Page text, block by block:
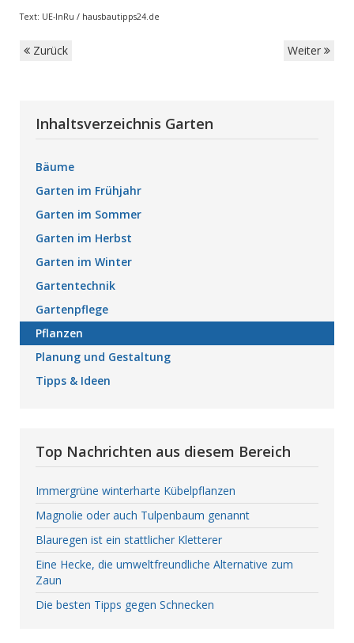
Text: UE-InRu / hausbautipps24.de
Zurück Weiter
Inhaltsverzeichnis Garten
Bäume
Garten im Frühjahr
Garten im Sommer
Garten im Herbst
Garten im Winter
Gartentechnik
Gartenpflege
Pflanzen
Planung und Gestaltung
Tipps & Ideen
Top Nachrichten aus diesem Bereich
Immergrüne winterharte Kübelpflanzen
Magnolie oder auch Tulpenbaum genannt
Blauregen ist ein stattlicher Kletterer
Eine Hecke, die umweltfreundliche Alternative zum
Zaun
Die besten Tipps gegen Schnecken